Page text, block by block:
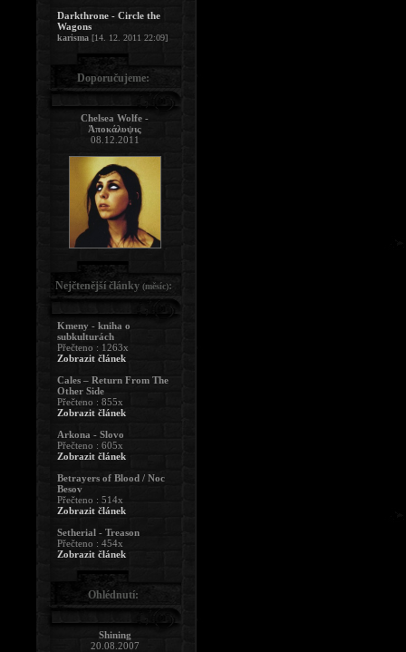
Darkthrone - Circle the
Wagons
karisma [14. 12. 2011 22:09]
Doporučujeme:
Chelsea Wolfe -
Ἀποκάλυψις
08.12.2011
Nejčtenější články (měsíc):
Kmeny - kniha o
subkulturách
Přečteno : 1263x
Zobrazit článek
Cales – Return From The
Other Side
Přečteno : 855x
Zobrazit článek
Arkona - Slovo
Přečteno : 605x
Zobrazit článek
Betrayers of Blood / Noc
Besov
Přečteno : 514x
Zobrazit článek
Setherial - Treason
Přečteno : 454x
Zobrazit článek
Ohlédnutí:
Shining
20.08.2007